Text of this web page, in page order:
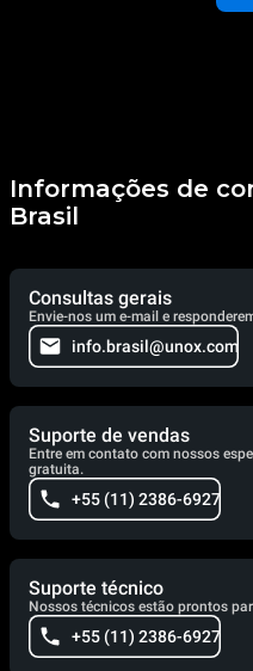
Informações de
Brasil
Consultas gerais
Envie-nos um e-mail e
info.brasil@unox.com
Suporte de vendas
Entre em contato com nossos
gratuita.
+55 (11) 2386-6927
Suporte técnico
Nossos técnicos estão prontos
+55 (11) 2386-6927